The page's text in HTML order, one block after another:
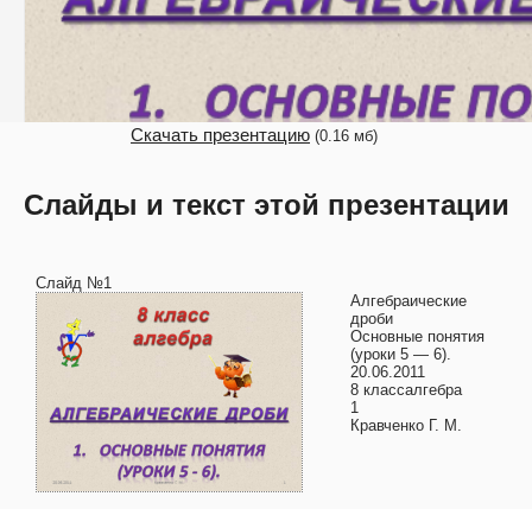
Скачать презентацию (0.16 мб)
Слайды и текст этой презентации
Слайд №1
Алгебраические
дроби
Основные понятия
(уроки 5 — 6).
20.06.2011
8 классалгебра
1
Кравченко Г. М.